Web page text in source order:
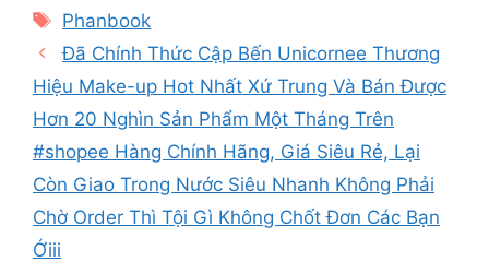
Tags
Phanbook
Đã Chính Thức Cập Bến Unicornee Thương
Hiệu Make-up Hot Nhất Xứ Trung Và Bán Được
Hơn 20 Nghìn Sản Phẩm Một Tháng Trên
#shopee Hàng Chính Hãng, Giá Siêu Rẻ, Lại
Còn Giao Trong Nước Siêu Nhanh Không Phải
Chờ Order Thì Tội Gì Không Chốt Đơn Các Bạn
Ớiii